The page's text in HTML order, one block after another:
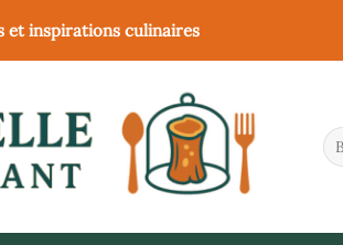
et inspirations culinaires